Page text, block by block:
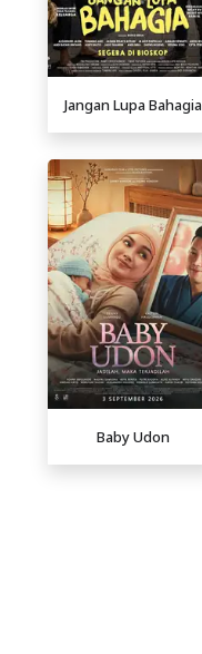
Jangan Lupa Bahagia
Baby Udon